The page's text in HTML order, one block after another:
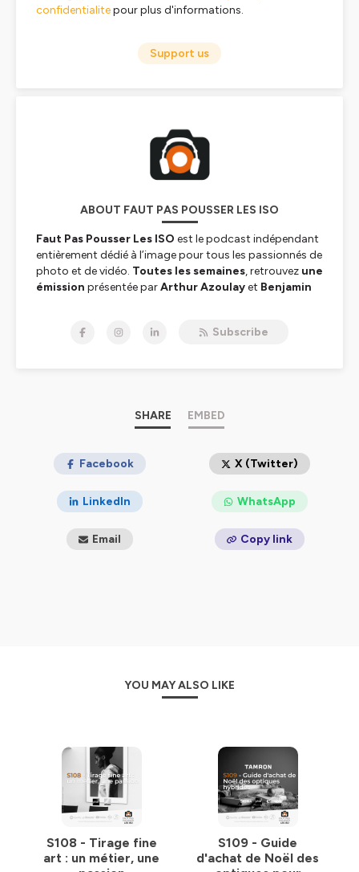
confidentialitepour plus d'informations.
Support us
ABOUT FAUT PAS POUSSER LES ISO
Faut Pas Pousser Les ISO est le podcast indépendant
entièrement dédié à l’image pour tous les passionnés de
photo et de vidéo. Toutes les semaines, retrouvez une
émission présentée parArthur Azoulayet Benjamin
large avec des sujets Matos, Techniques et Inspirations.
Subscribe
SHARE EMBED
Facebook X (Twitter)
LinkedIn WhatsApp
Email Copy link
YOU MAY ALSO LIKE
S108 - Tirage fine
art : un métier, une
S109 - Guide
d'achat de Noël des